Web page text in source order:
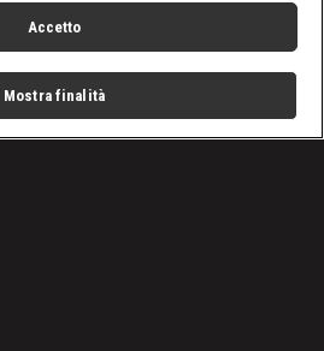
Accetto
Mostra finalità